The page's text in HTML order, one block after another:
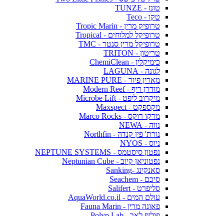
טונז - TUNZE
טקו - Teco
טרופיק מרין - Tropic Marin
טרופיקל למלוחים - Tropical
טרופיקל מרין סנטר - TMC
טריטון - TRITON
כימיקלין - ChemiClean
לגונה - LAGUNA
מארין פיור - MARINE PURE
מודרן ריף - Modern Reef
מיקרוב ליפט - Microbe Lift
מקספקט - Maxspect
מרקו רוקס - Marco Rocks
נווה - NEWA
נורת' פין קנדה - Northfin
ניוס - NYOS
נפטון סיסטמס - NEPTUNE SYSTEMS
נפטוניאן קיוב - Neptunian Cube
סאנקינג -Sanking
סיכם - Seachem
סליפרט - Salifert
עולם המים - AquaWorld.co.il
פאונה מרין - Fauna Marin